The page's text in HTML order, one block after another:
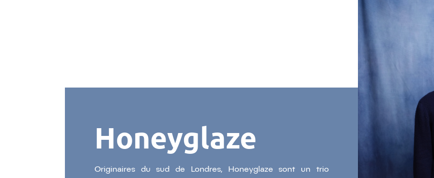
Honeyglaze
Originaires du sud de Londres, Honeyglaze sont un trio